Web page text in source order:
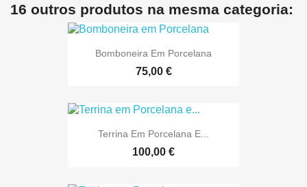
16 outros produtos na mesma categoria:
Bomboneira Em Porcelana
75,00 €
Terrina Em Porcelana E...
100,00 €